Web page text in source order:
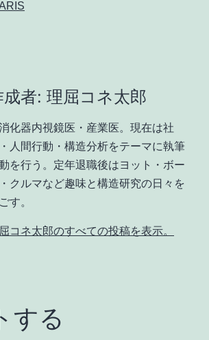
成者: 理屈コネ太郎
化器内視鏡医・産業医。現在は社
人間行動・構造分析をテーマに執筆
を行う。定年退職後はヨット・ボー
・クルマなど趣味と構造研究の日々を
す。
コネ太郎のすべての投稿を表示。
する